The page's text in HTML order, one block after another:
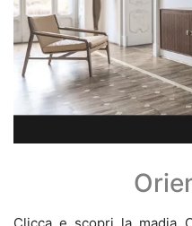
Clicca e scopri la madia